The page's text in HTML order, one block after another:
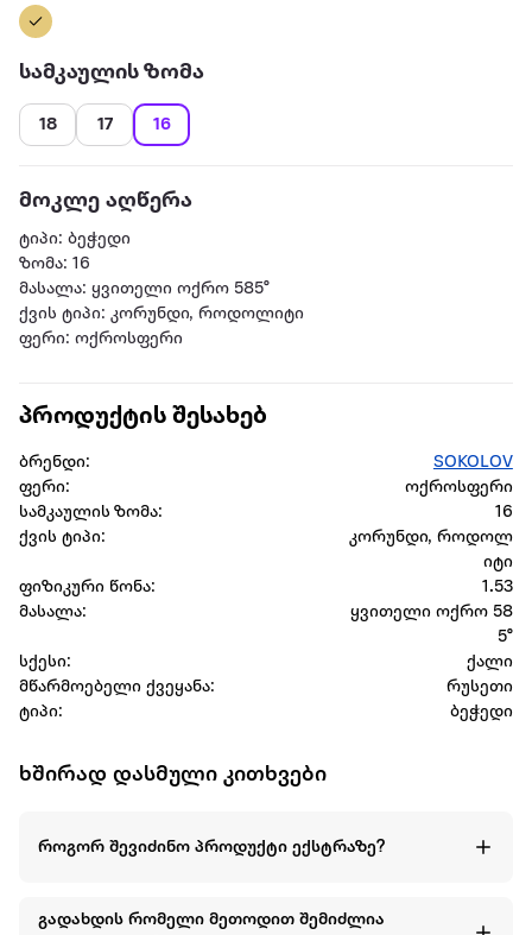
სამკაულის ზომა
18 17 16
მოკლე აღწერა
ტიპი: ბეჭედი
ზომა: 16
მასალა: ყვითელი ოქრო 585°
ქვის ტიპი: კორუნდი, როდოლიტი
ფერი: ოქროსფერი
პროდუქტის შესახებ
ბრენდი:
SOKOLOV
ფერი:
ოქროსფერი
სამკაულის ზომა:
16
ქვის ტიპი:
კორუნდი, როდოლ
იტი
ფიზიკური წონა:
1.53
მასალა:
ყვითელი ოქრო 58
5°
სქესი:
ქალი
მწარმოებელი ქვეყანა:
რუსეთი
ტიპი:
ბეჭედი
ხშირად დასმული კითხვები
როგორ შევიძინო პროდუქტი ექსტრაზე?
გადახდის რომელი მეთოდით შემიძლია